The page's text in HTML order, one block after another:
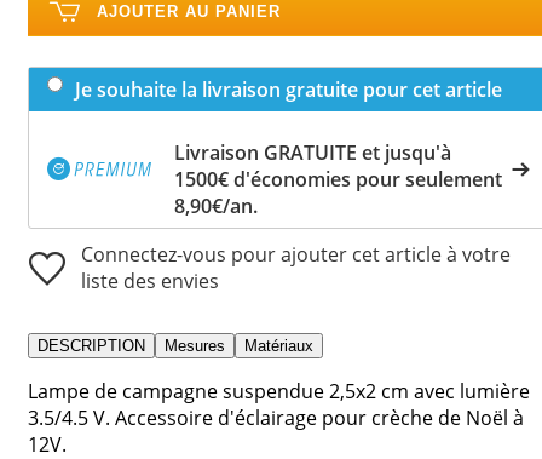
AJOUTER AU PANIER
Je souhaite la livraison gratuite pour cet article
Livraison GRATUITE et jusqu'à
1500€ d'économies pour seulement
8,90€/an.
Connectez-vous pour ajouter cet article à votre
liste des envies
DESCRIPTION Mesures Matériaux
Lampe de campagne suspendue 2,5x2 cm avec lumière
3.5/4.5 V. Accessoire d'éclairage pour crèche de Noël à
12V.